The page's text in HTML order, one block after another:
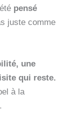
pensé
juste comme
une
qui reste.
à la